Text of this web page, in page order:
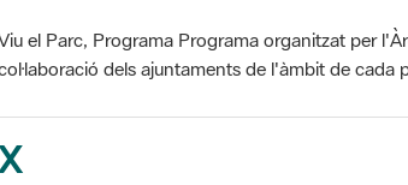
el Parc, Programa Programa organitzat per
dels ajuntaments de l'àmbit de cada